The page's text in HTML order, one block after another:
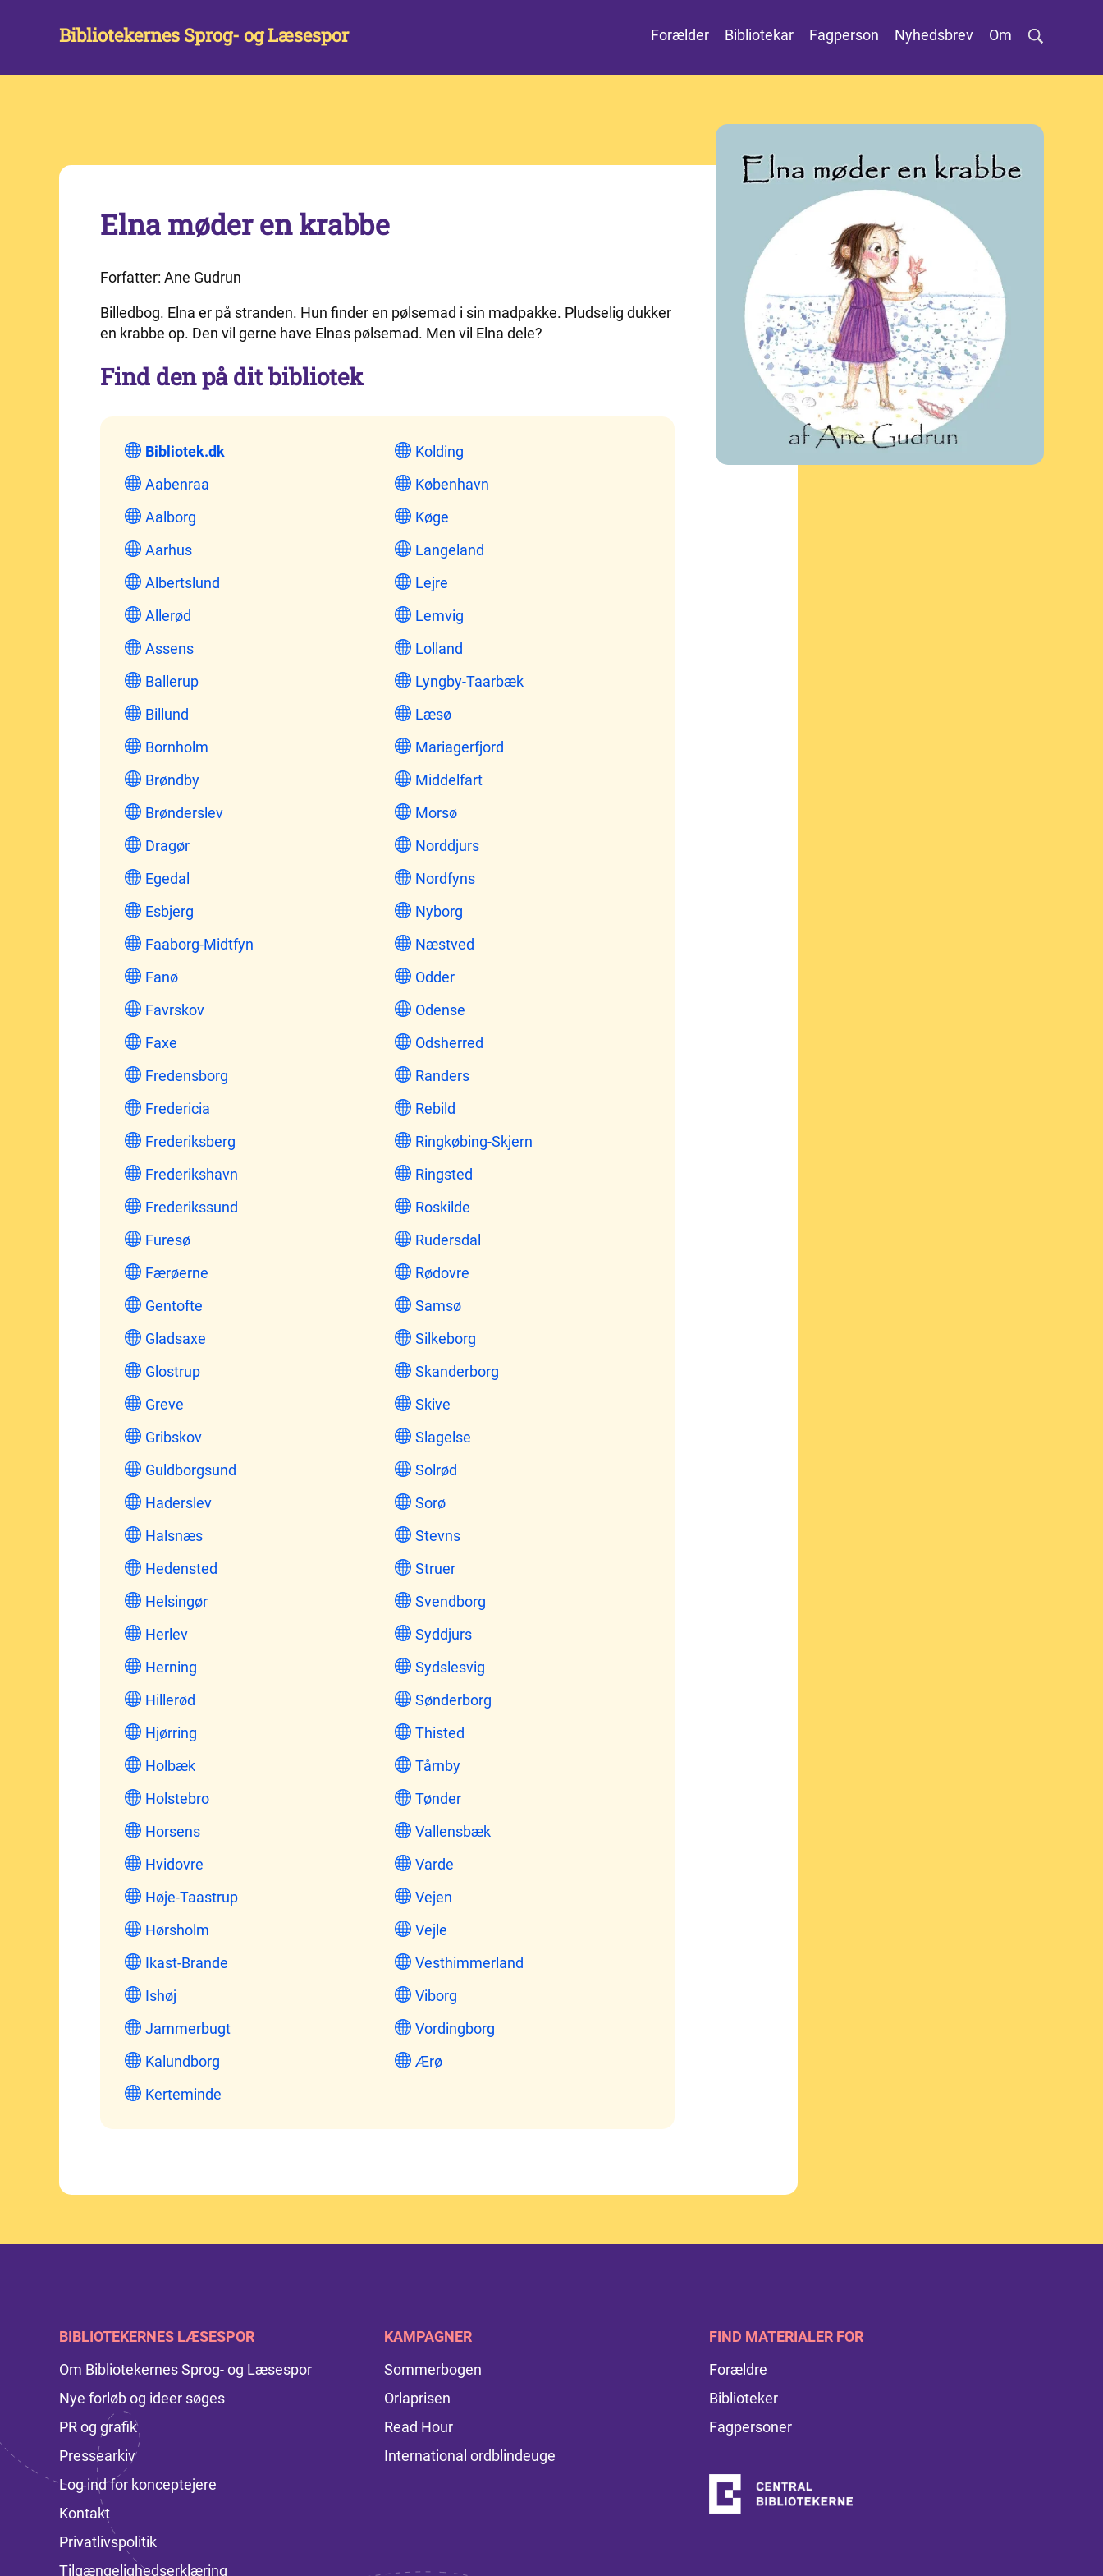
Bibliotekernes Sprog- og Læsespor Forælder Bibliotekar Fagperson Nyhedsbrev Om
Elna møder en krabbe
Forfatter: Ane Gudrun
Billedbog. Elna er på stranden. Hun finder en pølsemad i sin madpakke. Pludselig dukker
en krabbe op. Den vil gerne have Elnas pølsemad. Men vil Elna dele?
Find den på dit bibliotek
Bibliotek.dk
Aabenraa
Aalborg
Aarhus
Albertslund
Allerød
Assens
Ballerup
Billund
Bornholm
Brøndby
Brønderslev
Dragør
Egedal
Esbjerg
Faaborg-Midtfyn
Fanø
Favrskov
Faxe
Fredensborg
Fredericia
Frederiksberg
Frederikshavn
Frederikssund
Furesø
Færøerne
Gentofte
Gladsaxe
Glostrup
Greve
Gribskov
Guldborgsund
Haderslev
Halsnæs
Hedensted
Helsingør
Herlev
Herning
Hillerød
Hjørring
Holbæk
Holstebro
Horsens
Hvidovre
Høje-Taastrup
Hørsholm
Ikast-Brande
Ishøj
Jammerbugt
Kalundborg
Kerteminde
Kolding
København
Køge
Langeland
Lejre
Lemvig
Lolland
Lyngby-Taarbæk
Læsø
Mariagerfjord
Middelfart
Morsø
Norddjurs
Nordfyns
Nyborg
Næstved
Odder
Odense
Odsherred
Randers
Rebild
Ringkøbing-Skjern
Ringsted
Roskilde
Rudersdal
Rødovre
Samsø
Silkeborg
Skanderborg
Skive
Slagelse
Solrød
Sorø
Stevns
Struer
Svendborg
Syddjurs
Sydslesvig
Sønderborg
Thisted
Tårnby
Tønder
Vallensbæk
Varde
Vejen
Vejle
Vesthimmerland
Viborg
Vordingborg
Ærø
BIBLIOTEKERNES LÆSESPOR
Om Bibliotekernes Sprog- og Læsespor
Nye forløb og ideer søges
PR og grafik
Pressearkiv
Log ind for konceptejere
Kontakt
Privatlivspolitik
Tilgængelighedserklæring
KAMPAGNER
Sommerbogen
Orlaprisen
Read Hour
International ordblindeuge
FIND MATERIALER FOR
Forældre
Biblioteker
Fagpersoner